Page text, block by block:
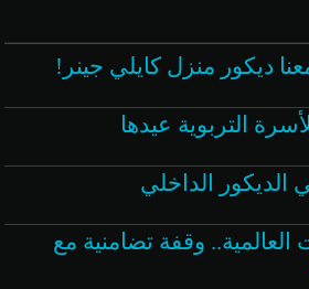
ديكور منزل كايلي جينر!
التربوية عيدها
الديكور الداخلي
وقفة تضامنية مع